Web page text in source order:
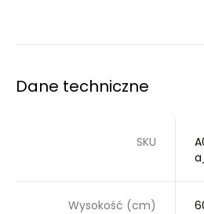
Dane techniczne
SKU
Wysokość (cm)